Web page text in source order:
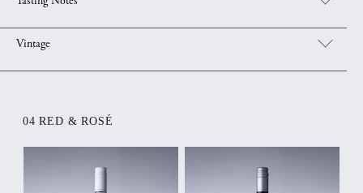
Vintage
04 RED & ROSÉ